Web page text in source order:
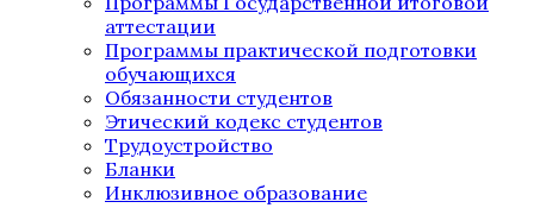
аттестации
Программы практической подготовки
обучающихся
Обязанности студентов
Этический кодекс студентов
Трудоустройство
Бланки
Инклюзивное образование